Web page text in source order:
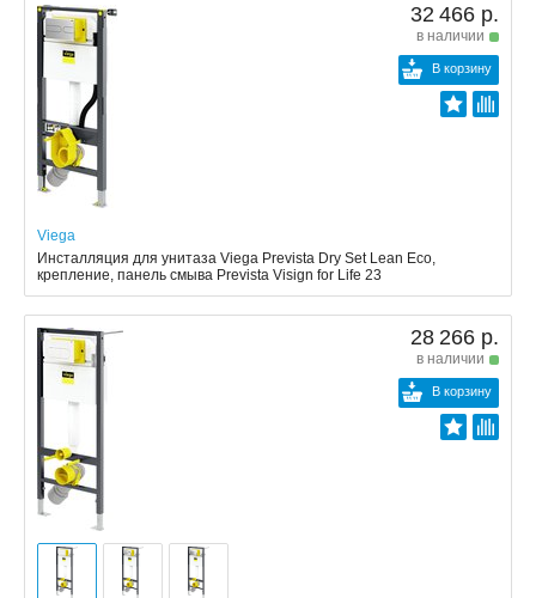
32 466 р.
в наличии
В корзину
Viega
Инсталляция для унитаза Viega Prevista Dry Set Lean Eco,
крепление, панель смыва Prevista Visign for Life 23
28 266 р.
в наличии
В корзину